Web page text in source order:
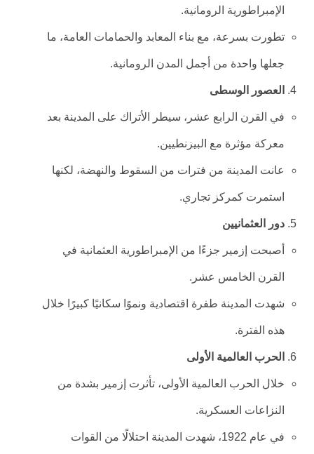
الإمبراطورية الرومانية.
تطورت بسرعة، مع بناء المعابد والحمامات العامة، ما
جعلها واحدة من أجمل المدن الرومانية.
العصور الوسطى
في القرن الرابع عشر، سيطر الأتراك على المدينة بعد
معركة مؤثرة مع البيزنطيين.
عانت المدينة من فترات من السقوط والنهضة، لكنها
استمرت كمركز تجاري.
دور العثمانيين
أصبحت إزمير جزءًا من الإمبراطورية العثمانية في
القرن الخامس عشر.
شهدت المدينة طفرة اقتصادية ونموًا سكانيًا كبيرًا خلال
هذه الفترة.
الحرب العالمية الأولى
خلال الحرب العالمية الأولى، تأثرت إزمير بشدة من
النزاعات العسكرية.
في عام 1922، شهدت المدينة احتلالًا من القوات